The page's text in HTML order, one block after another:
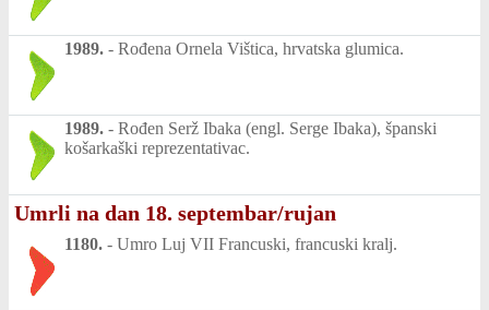
1989. - Rođena Ornela Vištica, hrvatska glumica.
1989. - Rođen Serž Ibaka (engl. Serge Ibaka), španski
košarkaški reprezentativac.
Umrli na dan 18. septembar/rujan
1180. - Umro Luj VII Francuski, francuski kralj.